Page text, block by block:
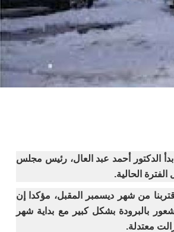
بدأ الدكتور أحمد عبد العال، رئيس مجلس
الفترة الحالية.
من شهر ديسمبر المقبل، مؤكدا إن
لكن سيزداد الشعور بالبرودة بشكل كبير مع بداية شهر
معتدلة.